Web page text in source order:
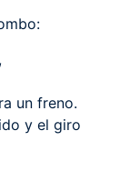
un freno.
y el giro